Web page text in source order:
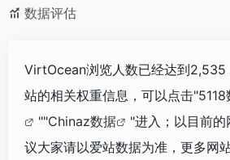
数据评估
VirtOcean浏览人数已经达到2,535
站的相关权重信息，可以点击"5118
""Chinaz数据
"进入；以目前
议大家请以爱站数据为准，更多网